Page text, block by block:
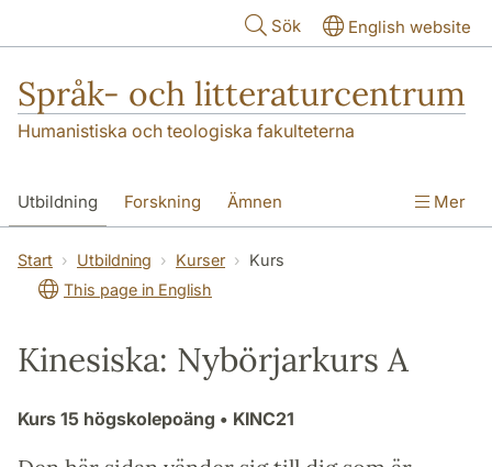
Sök English website
Språk- och litteraturcentrum
Humanistiska och teologiska fakulteterna
Utbildning Forskning Ämnen
SOL-husen Kontakt Institutionen
översättning till svenska
Mer
Start Utbildning Kurser
Kurs
This page in English
Kinesiska: Nybörjarkurs A
Kurs 15 högskolepoäng • KINC21